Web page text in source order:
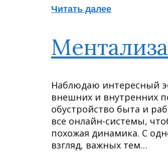
Читать далее
Наблюдаю интересный
внешних и внутренних
обустройство быта и
все онлайн-системы,
похожая динамика. С
взгляд, важных тем…